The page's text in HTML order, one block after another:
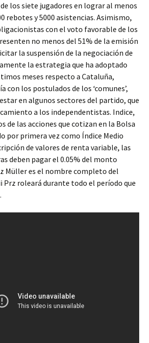
los siete jugadores en lograr al menos
rebotes y 5000 asistencias. Asimismo,
con el voto favorable de los
no menos del 51% de la emisión
la suspensión de la negociación de
la estrategia que ha adoptado
meses respecto a Cataluña,
con los postulados de los ‘comunes’,
en algunos sectores del partido, que
a los independentistas. Indice,
de las acciones que cotizan en la Bolsa
por primera vez como Índice Medio
de valores de renta variable, las
deben pagar el 0.05% del monto
Müller es el nombre completo del
Prz roleará durante todo el período que